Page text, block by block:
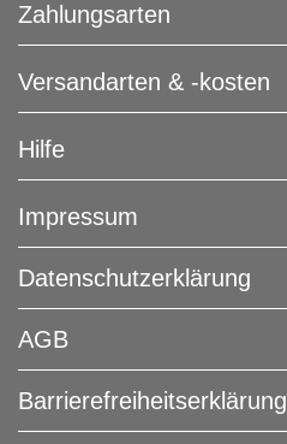
Zahlungsarten
Versandarten & -kosten
Hilfe
Impressum
Daten­schutz­erklärung
AGB
Barrierefreiheitserklärung